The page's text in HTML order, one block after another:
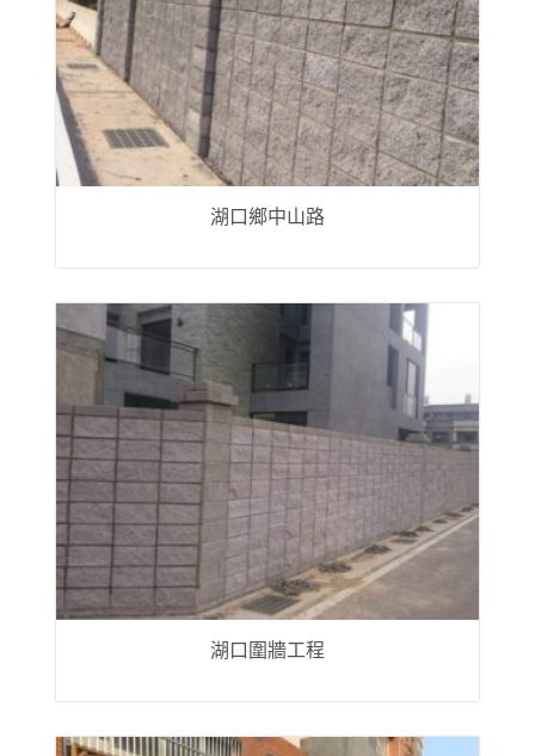
湖口鄉中山路
湖口圍牆工程